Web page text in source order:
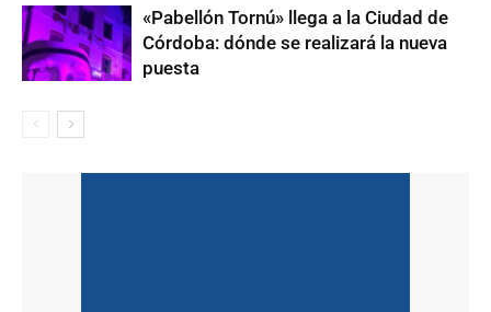
«Pabellón Tornú» llega a la Ciudad de
Córdoba: dónde se realizará la nueva
puesta